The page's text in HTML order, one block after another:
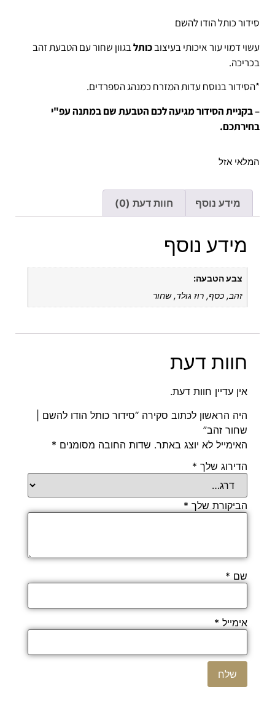
סידור כותל הודו להשם
עשוי דמוי עור איכותי בעיצובכותלבגוון שחור עם הטבעת זהב
בכריכה.
*הסידור בנוסח עדות המזרח כמנהג הספרדים.
– בקניית הסידור מגיעה לכם הטבעת שם במתנה עפ"י
בחירתכם.
המלאי אזל
מידע נוסף חוות דעת (0)
מידע נוסף
צבע הטבעה:
זהב, כסף, רוז גולד, שחור
חוות דעת
אין עדיין חוות דעת.
היה הראשון לכתוב סקירה “סידור כותל הודו להשם |
שחור זהב”
האימייל לא יוצג באתר. שדות החובה מסומנים *
הדירוג שלך *
הביקורת שלך *
שם *
אימייל *